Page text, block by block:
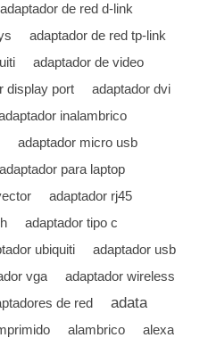
adaptador de red d-link
adaptador de red tp-link
adaptador de video
display port
adaptador dvi
inalambrico
adaptador micro usb
adaptador para laptop
adaptador rj45
adaptador tipo c
ubiquiti
adaptador usb
vga
adaptador wireless
de red adata
alambrico alexa